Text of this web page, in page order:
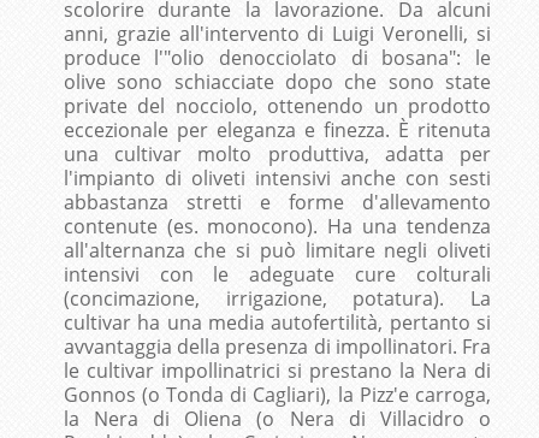
scolorire durante la lavorazione. Da alcuni
anni, grazie all'intervento di Luigi Veronelli, si
produce l'"olio denocciolato di bosana": le
olive sono schiacciate dopo che sono state
private del nocciolo, ottenendo un prodotto
eccezionale per eleganza e finezza. È ritenuta
una cultivar molto produttiva, adatta per
l'impianto di oliveti intensivi anche con sesti
abbastanza stretti e forme d'allevamento
contenute (es. monocono). Ha una tendenza
all'alternanza che si può limitare negli oliveti
intensivi con le adeguate cure colturali
(concimazione, irrigazione, potatura). La
cultivar ha una media autofertilità, pertanto si
avvantaggia della presenza di impollinatori. Fra
le cultivar impollinatrici si prestano la Nera di
Gonnos (o Tonda di Cagliari), la Pizz'e carroga,
la Nera di Oliena (o Nera di Villacidro o